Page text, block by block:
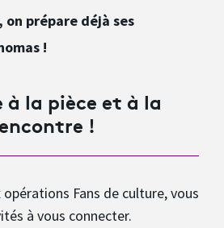
on prépare déjà ses
!
à la pièce et à la
!
Fans de culture, vous
à vous connecter.